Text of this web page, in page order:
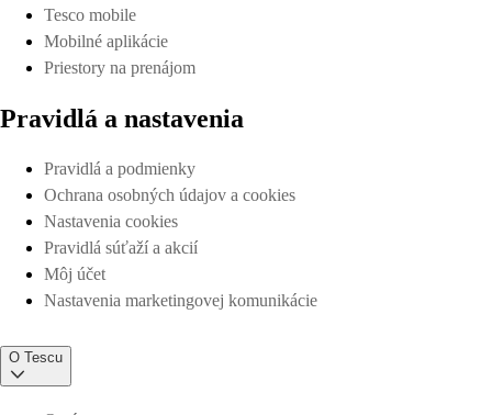
Tesco mobile
Mobilné aplikácie
Priestory na prenájom
Pravidlá a nastavenia
Pravidlá a podmienky
Ochrana osobných údajov a cookies
Nastavenia cookies
Pravidlá súťaží a akcií
Môj účet
Nastavenia marketingovej komunikácie
O Tescu